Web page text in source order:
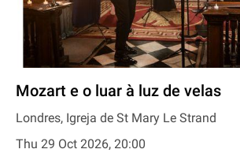
Mozart e o luar à luz de velas
Londres, Igreja de St Mary Le Strand
Thu 29 Oct 2026, 20:00